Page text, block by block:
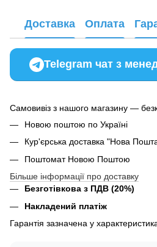
Доставка Оплата
Telegram чат з
Самовивіз з нашого магазину —
Новою поштою по Україні
Кур'єрська доставка "Нова
Поштомат Новою Поштою
Більше інформації про доставку
Безготівкова з ПДВ (20%)
Накладений платіж
Гарантія зазначена у